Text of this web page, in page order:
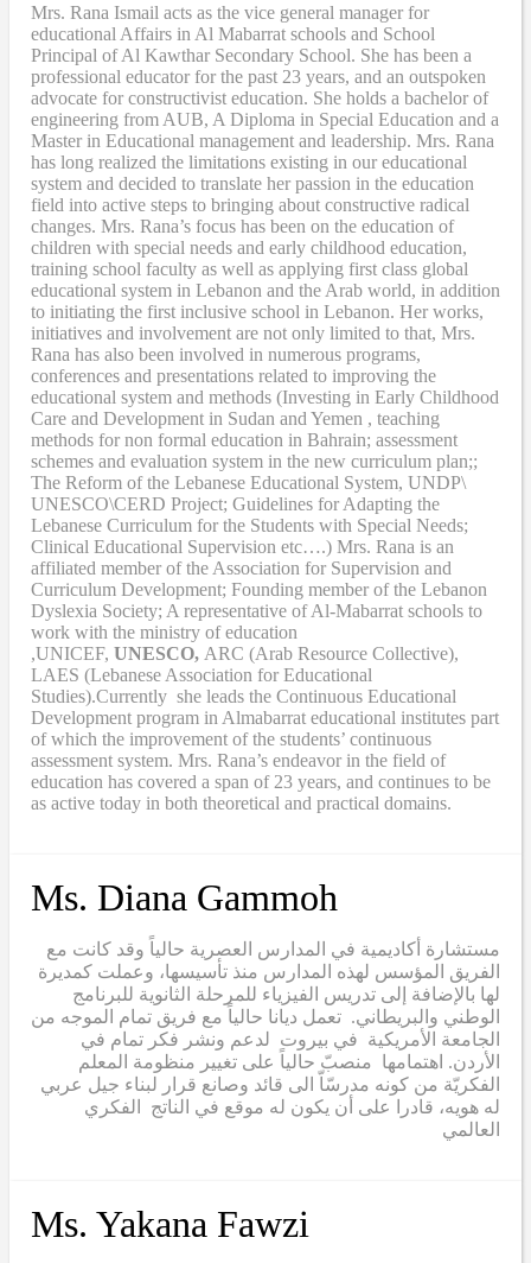
Mrs. Rana Ismail acts as the vice general manager for
educational Affairs in Al Mabarrat schools and School
Principal of Al Kawthar Secondary School. She has been a
professional educator for the past 23 years, and an outspoken
advocate for constructivist education. She holds a bachelor of
engineering from AUB, A Diploma in Special Education and a
Master in Educational management and leadership. Mrs. Rana
has long realized the limitations existing in our educational
system and decided to translate her passion in the education
field into active steps to bringing about constructive radical
changes. Mrs. Rana’s focus has been on the education of
children with special needs and early childhood education,
training school faculty as well as applying first class global
educational system in Lebanon and the Arab world, in addition
to initiating the first inclusive school in Lebanon. Her works,
initiatives and involvement are not only limited to that, Mrs.
Rana has also been involved in numerous programs,
conferences and presentations related to improving the
educational system and methods (Investing in Early Childhood
Care and Development in Sudan and Yemen , teaching
methods for non formal education in Bahrain; assessment
schemes and evaluation system in the new curriculum plan;;
The Reform of the Lebanese Educational System, UNDP\
UNESCO\CERD Project; Guidelines for Adapting the
Lebanese Curriculum for the Students with Special Needs;
Clinical Educational Supervision etc….) Mrs. Rana is an
affiliated member of the Association for Supervision and
Curriculum Development; Founding member of the Lebanon
Dyslexia Society; A representative of Al-Mabarrat schools to
work with the ministry of education
,UNICEF, UNESCO, ARC (Arab Resource Collective),
LAES (Lebanese Association for Educational
Studies).Currently she leads the Continuous Educational
Development program in Almabarrat educational institutes part
of which the improvement of the students’ continuous
assessment system. Mrs. Rana’s endeavor in the field of
education has covered a span of 23 years, and continues to be
as active today in both theoretical and practical domains.
Ms. Diana Gammoh
مستشارة أكاديمية في المدارس العصرية حالياً وقد كانت مع
الفريق المؤسس لهذه المدارس منذ تأسيسها، وعملت كمديرة
لها بالإضافة إلى تدريس الفيزياء للمرحلة الثانوية للبرنامج
الوطني والبريطاني. تعمل ديانا حالياً مع فريق تمام الموجه من
الجامعة الأمريكية في بيروت لدعم ونشر فكر تمام في
الأردن. اهتمامها منصبّ حالياً على تغيير منظومة المعلم
الفكريّة من كونه مدرسّاّ الى قائد وصانع قرار لبناء جيل عربي
له هويه، قادرا على أن يكون له موقع في الناتج الفكري
العالمي
Ms. Yakana Fawzi